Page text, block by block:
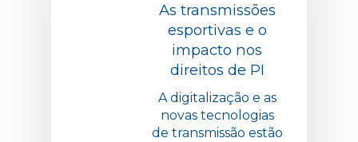
As transmissões
esportivas e o
impacto nos
direitos de PI
A digitalização e as
novas tecnologias
de transmissão estão